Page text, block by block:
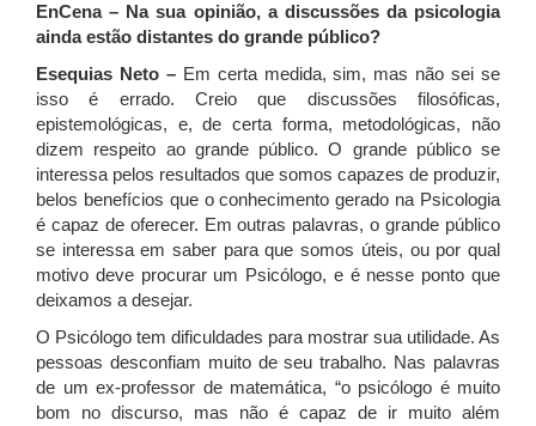
EnCena – Na sua opinião, a discussões da psicologia
ainda estão distantes do grande público?
Esequias Neto – Em certa medida, sim, mas não sei se
isso é errado. Creio que discussões filosóficas,
epistemológicas, e, de certa forma, metodológicas, não
dizem respeito ao grande público. O grande público se
interessa pelos resultados que somos capazes de produzir,
belos benefícios que o conhecimento gerado na Psicologia
é capaz de oferecer. Em outras palavras, o grande público
se interessa em saber para que somos úteis, ou por qual
motivo deve procurar um Psicólogo, e é nesse ponto que
deixamos a desejar.
O Psicólogo tem dificuldades para mostrar sua utilidade. As
pessoas desconfiam muito de seu trabalho. Nas palavras
de um ex-professor de matemática, “o psicólogo é muito
bom no discurso, mas não é capaz de ir muito além